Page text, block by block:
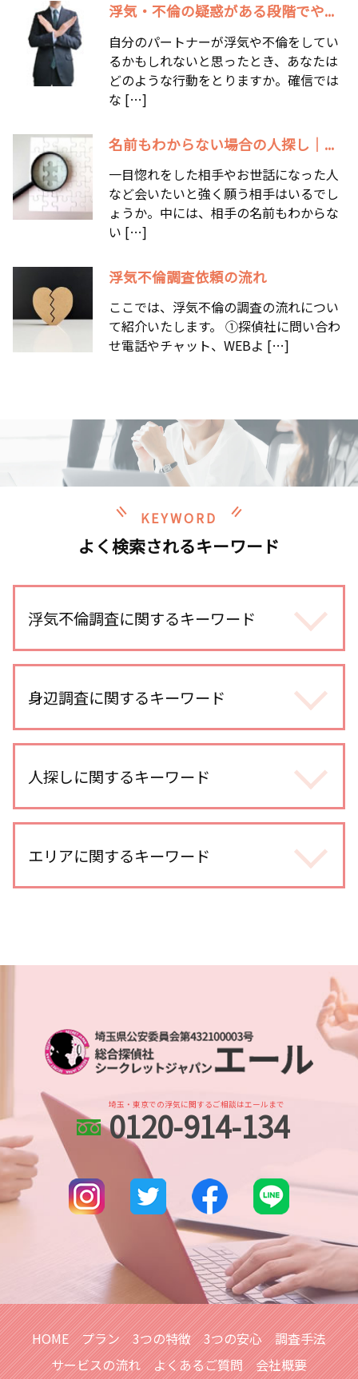
浮気・不倫の疑惑がある段階でや...
自分のパートナーが浮気や不倫をしてい
るかもしれないと思ったとき、あなたは
どのような行動をとりますか。確信では
な […]
名前もわからない場合の人探し｜...
一目惚れをした相手やお世話になった人
など会いたいと強く願う相手はいるでし
ょうか。中には、相手の名前もわからな
い […]
浮気不倫調査依頼の流れ
ここでは、浮気不倫の調査の流れについ
て紹介いたします。 ①探偵社に問い合わ
せ電話やチャット、WEBよ […]
KEYWORD
よく検索されるキーワード
浮気不倫調査に関するキーワード
浮気調査 探偵事務所
浮気調査 メール 復元
浮気 連絡手段
不倫調査 訴える
オンラインゲーム 出会い
浮気 する 男 特徴
浮気調査 依頼
不倫調査
不倫 疑惑
浮気 する 女 特徴
身辺調査に関するキーワード
婚前調査 どこまで
dv被害 対策 探偵
婚前調査 内容
身辺調査 意味
身辺調査 個人情報
身辺調査 内定取り消し
身辺調査 結婚前
身辺調査 いくら
身辺調査 何を調べる
人探しに関するキーワード
人探し 方法 sns
人探し 写真だけ
各種工作
人探し どこまで
出会い工作
出会い工作 探偵
人探し データ調査
人探し イラスト
家出調査 探偵
行方不明 人探し
調査依頼
行方不明 必要な情報
別れ工作
エリアに関するキーワード
埼玉県 ストーカー被害 対策
所沢市 身辺調査
越谷市 スマホ調査
川越市 身辺調査
さいたま市 浮気不倫調査
浦和 人探し
土呂 浮気不倫調査
武蔵浦和 身辺調査
さいたま新都心 身辺調査
さいたま市 探偵
川越市 浮気不倫調査
さいたま市 身辺調査
埼玉県 浮気不倫調査
川口市 浮気不倫調査
土呂 身辺調査
埼玉・東京での浮気に関するご相談はエールまで
0120-914-134
HOME プラン 3つの特徴 3つの安心
調査手法
サービスの流れ
よくあるご質問 会社概要